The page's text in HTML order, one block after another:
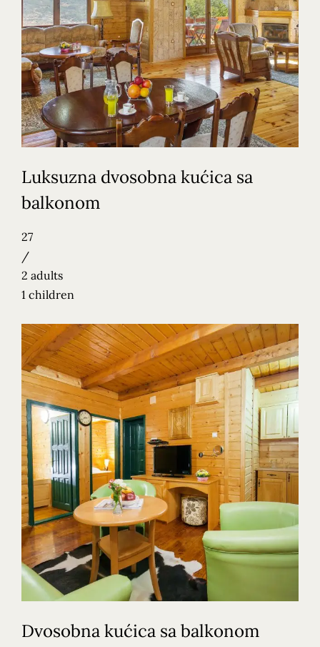
Luksuzna dvosobna kućica sa
balkonom
27
/
2 adults
1 children
Dvosobna kućica sa balkonom